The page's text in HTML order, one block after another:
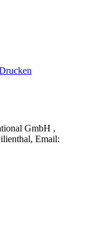
GmbH ,
Email: